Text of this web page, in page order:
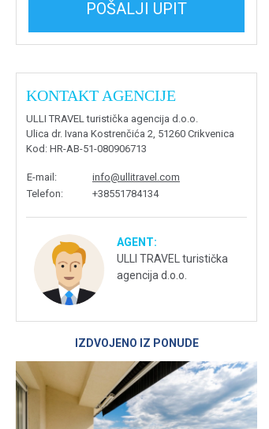
POŠALJI UPIT
KONTAKT AGENCIJE
ULLI TRAVEL turistička agencija d.o.o.
Ulica dr. Ivana Kostrenčića 2, 51260 Crikvenica
Kod : HR-AB-51-080906713
E-mail :
info@ullitravel.com
Telefon: +38551784134
AGENT:
ULLI TRAVEL turistička
agencija d.o.o.
IZDVOJENO IZ PONUDE